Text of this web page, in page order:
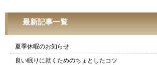
最新記事一覧
夏季休暇のお知らせ
良い眠りに就くためのちょとしたコツ